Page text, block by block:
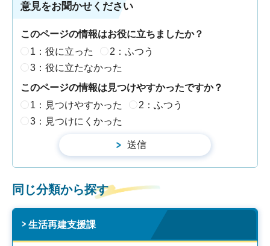
意見をお聞かせください
このページの情報はお役に立ちましたか？
1：役に立った
2：ふつう
3：役に立たなかった
このページの情報は見つけやすかったですか？
1：見つけやすかった
2：ふつう
3：見つけにくかった
同じ分類から探す
生活再建支援課